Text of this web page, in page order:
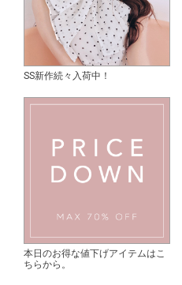
SS新作続々入荷中！
本日のお得な値下げアイテムはこ
ちらから。